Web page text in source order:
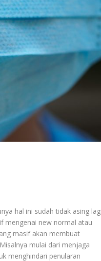
hal ini sudah tidak asing
mengenai new normal atau
masif akan membuat
mulai dari menjaga
menghindari penularan